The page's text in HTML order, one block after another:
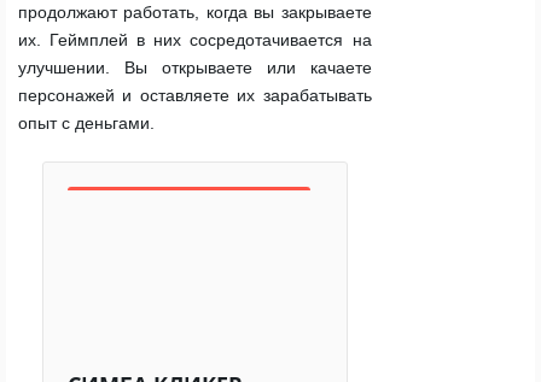
продолжают работать, когда вы закрываете
их. Геймплей в них сосредотачивается на
улучшении. Вы открываете или качаете
персонажей и оставляете их зарабатывать
опыт с деньгами.